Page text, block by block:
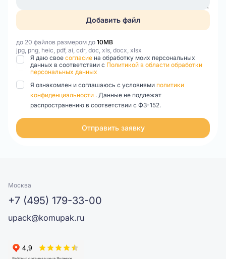
Добавить файл
до 20 файлов размером до 10MB
jpg, png, heic, pdf, ai, cdr, doc, xls, docx, xlsx
Я даю свое согласие на обработку моих персональных
данных в соответствии с Политикой в области обработки
персональных данных
Я ознакомлен и соглашаюсь с условиями политики
конфиденциальности . Данные не подлежат
распространению в соответствии с ФЗ-152.
Отправить заявку
Москва
+7 (495) 179-33-00
upack@komupak.ru